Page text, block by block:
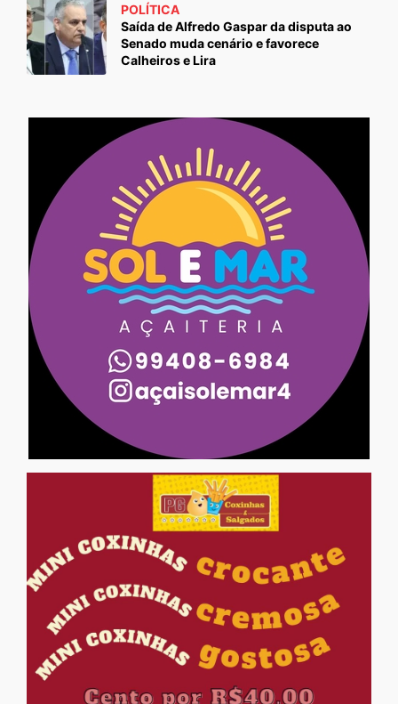
POLÍTICA
Saída de Alfredo Gaspar da disputa ao
Senado muda cenário e favorece
Calheiros e Lira